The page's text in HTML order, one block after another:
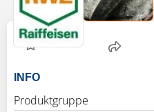
INFO
Produktgruppe